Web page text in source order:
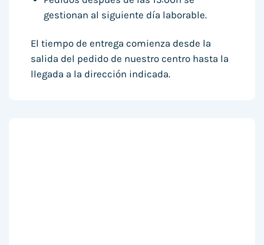
gestionan al siguiente día laborable.
El tiempo de entrega comienza desde la
salida del pedido de nuestro centro hasta la
llegada a la dirección indicada.